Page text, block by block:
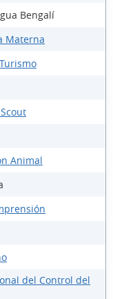
Bengalí
Materna
Animal
del Control del